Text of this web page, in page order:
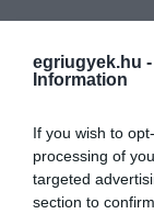
egriugyek.hu -
Information
If you wish to
processing of
targeted
section to
„Nem tettünk
a Rapid Wi...
forintos fejl...